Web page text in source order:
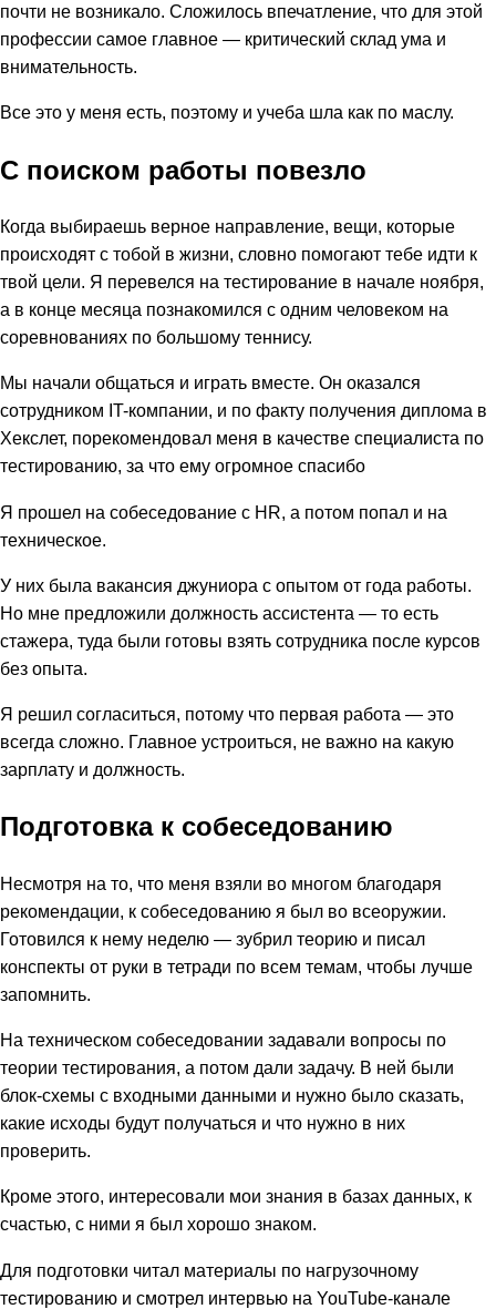
почти не возникало. Сложилось впечатление, что для этой
профессии самое главное — критический склад ума и
внимательность.
Все это у меня есть, поэтому и учеба шла как по маслу.
С поиском работы повезло
Когда выбираешь верное направление, вещи, которые
происходят с тобой в жизни, словно помогают тебе идти к
твой цели. Я перевелся на тестирование в начале ноября,
а в конце месяца познакомился с одним человеком на
соревнованиях по большому теннису.
Мы начали общаться и играть вместе. Он оказался
сотрудником IT-компании, и по факту получения диплома в
Хекслет, порекомендовал меня в качестве специалиста по
тестированию, за что ему огромное спасибо
Я прошел на собеседование с HR, а потом попал и на
техническое.
У них была вакансия джуниора с опытом от года работы.
Но мне предложили должность ассистента — то есть
стажера, туда были готовы взять сотрудника после курсов
без опыта.
Я решил согласиться, потому что первая работа — это
всегда сложно. Главное устроиться, не важно на какую
зарплату и должность.
Подготовка к собеседованию
Несмотря на то, что меня взяли во многом благодаря
рекомендации, к собеседованию я был во всеоружии.
Готовился к нему неделю — зубрил теорию и писал
конспекты от руки в тетради по всем темам, чтобы лучше
запомнить.
На техническом собеседовании задавали вопросы по
теории тестирования, а потом дали задачу. В ней были
блок-схемы с входными данными и нужно было сказать,
какие исходы будут получаться и что нужно в них
проверить.
Кроме этого, интересовали мои знания в базах данных, к
счастью, с ними я был хорошо знаком.
Для подготовки читал материалы по нагрузочному
тестированию и смотрел интервью на YouTube-канале